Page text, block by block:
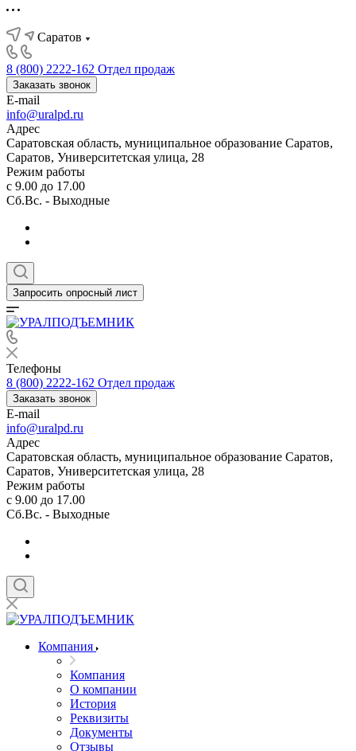
Саратов
8 (800) 2222-162 Отдел продаж
Заказать звонок
E-mail
info@uralpd.ru
Адрес
Саратовская область, муниципальное образование Саратов,
Саратов, Университетская улица, 28
Режим работы
с 9.00 до 17.00
Сб.Вс. - Выходные
Запросить опросный лист
Телефоны
8 (800) 2222-162 Отдел продаж
Заказать звонок
E-mail
info@uralpd.ru
Адрес
Саратовская область, муниципальное образование Саратов,
Саратов, Университетская улица, 28
Режим работы
с 9.00 до 17.00
Сб.Вс. - Выходные
Компания
Компания
О компании
История
Реквизиты
Документы
Отзывы